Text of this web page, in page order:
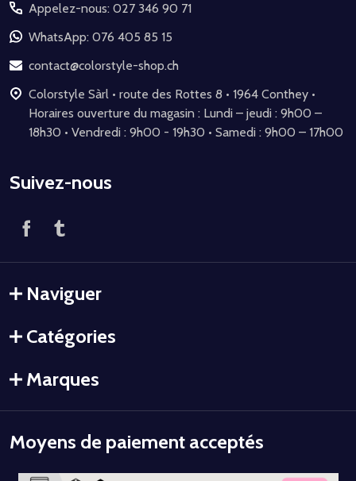
pied
de
page
Appelez-nous: 027 346 90 71
WhatsApp: 076 405 85 15
contact@colorstyle-shop.ch
Colorstyle Sàrl • route des Rottes 8 • 1964 Conthey •
Horaires ouverture du magasin : Lundi – jeudi : 9h00 –
18h30 • Vendredi : 9h00 - 19h30 • Samedi : 9h00 – 17h00
Suivez-nous
Naviguer
Catégories
Marques
Moyens de paiement acceptés